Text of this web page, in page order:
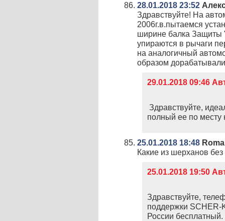
28.01.2018 23:52
Здравствуйте! На
2006г.в.пытаемся
ширине балка Защиты
упираются в рычаги
на аналогичный
образом
29.01.2018 09:46
Здравствуйте,
полный ее по месту
25.01.2018 18:48
Какие из шерханов
25.01.2018 19:50
Здравствуйте,
поддержки SCHER-
России бесплатный.